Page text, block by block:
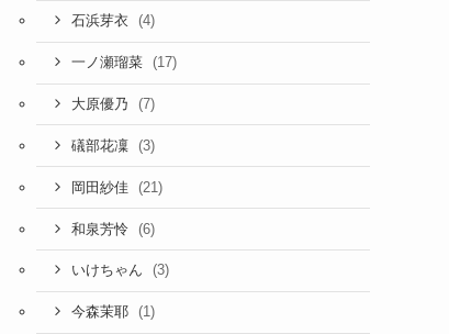
石浜芽衣 (4)
一ノ瀬瑠菜 (17)
大原優乃 (7)
礒部花凜 (3)
岡田紗佳 (21)
和泉芳怜 (6)
いけちゃん (3)
今森茉耶 (1)